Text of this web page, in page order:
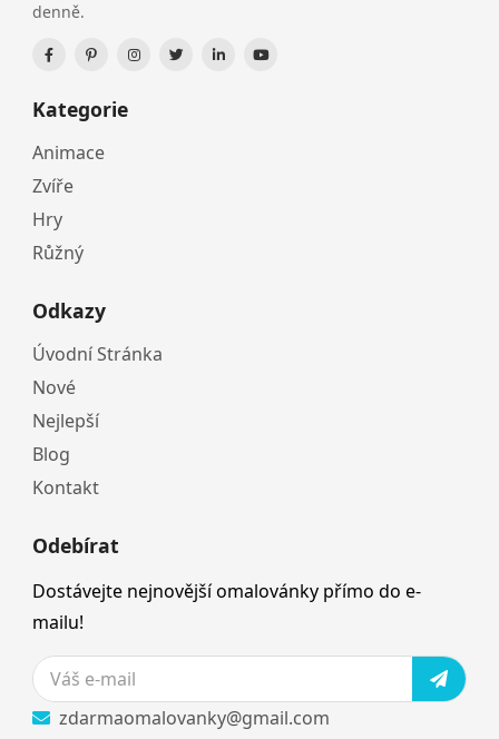
denně.
Kategorie
Animace
Zvíře
Hry
Růžný
Odkazy
Úvodní Stránka
Nové
Nejlepší
Blog
Kontakt
Odebírat
Dostávejte nejnovější omalovánky přímo do e-
mailu!
zdarmaomalovanky@gmail.com